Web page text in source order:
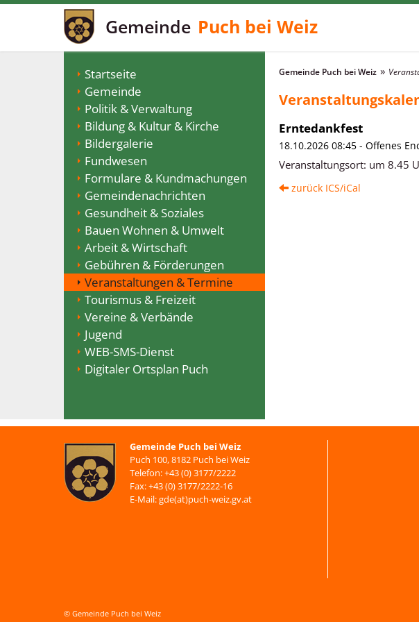
Gemeinde Puch bei Weiz
Startseite
Gemeinde
Politik & Verwaltung
Bildung & Kultur & Kirche
Bildergalerie
Fundwesen
Formulare & Kundmachungen
Gemeindenachrichten
Gesundheit & Soziales
Bauen Wohnen & Umwelt
Arbeit & Wirtschaft
Gebühren & Förderungen
Veranstaltungen & Termine
Tourismus & Freizeit
Vereine & Verbände
Jugend
WEB-SMS-Dienst
Digitaler Ortsplan Puch
Gemeinde Puch bei Weiz
Erntedankfest
18.10.2026 08:45 - Offenes
Veranstaltungsort: um 8.45
zurück ICS/iCal
Gemeinde Puch bei Weiz
Puch 100, 8182 Puch bei Weiz
Telefon: +43 (0) 3177/2222
Fax: +43 (0) 3177/2222-16
E-Mail: gde(at)puch-weiz.gv.at
© Gemeinde Puch bei Weiz